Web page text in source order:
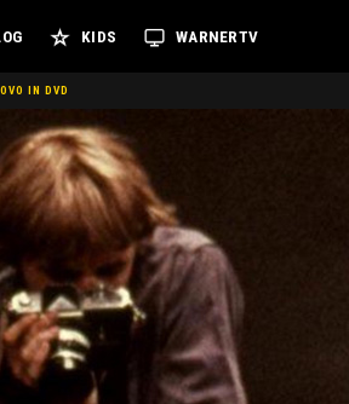
KIDS WARNERTV
IN DVD